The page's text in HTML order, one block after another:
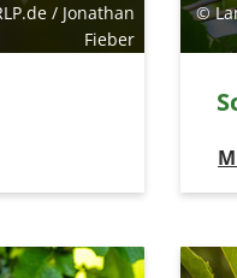
/ Jonathan
Fieber
©